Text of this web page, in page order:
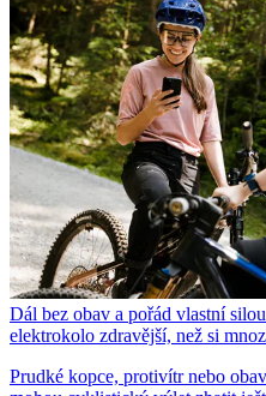
Dál bez obav a pořád vlastní
elektrokolo zdravější, než si
Prudké kopce, protivítr nebo